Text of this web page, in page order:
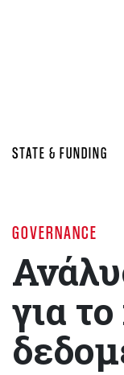
STATE & FUNDING
GOVERNANCE
για